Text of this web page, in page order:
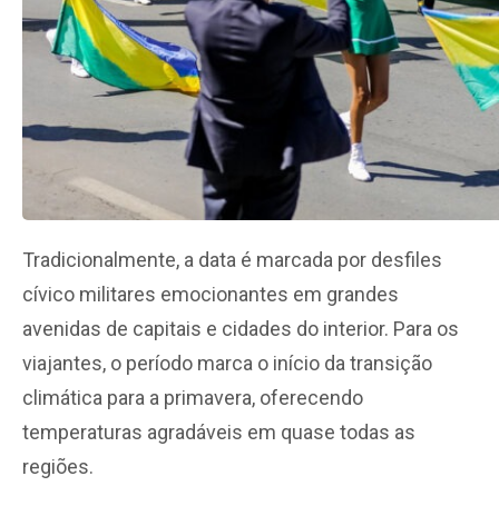
Tradicionalmente, a data é marcada por desfiles
cívico militares emocionantes em grandes
avenidas de capitais e cidades do interior. Para os
viajantes, o período marca o início da transição
climática para a primavera, oferecendo
temperaturas agradáveis em quase todas as
regiões.